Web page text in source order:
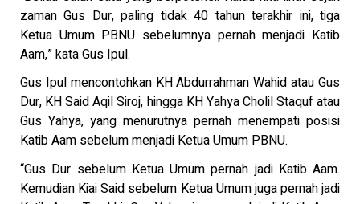
zaman Gus Dur, paling tidak 40 tahun terakhir ini, tiga
Ketua Umum PBNU sebelumnya pernah menjadi Katib
Aam,” kata Gus Ipul.
Gus Ipul mencontohkan KH Abdurrahman Wahid atau Gus
Dur, KH Said Aqil Siroj, hingga KH Yahya Cholil Staquf atau
Gus Yahya, yang menurutnya pernah menempati posisi
Katib Aam sebelum menjadi Ketua Umum PBNU.
“Gus Dur sebelum Ketua Umum pernah jadi Katib Aam.
Kemudian Kiai Said sebelum Ketua Umum juga pernah jadi